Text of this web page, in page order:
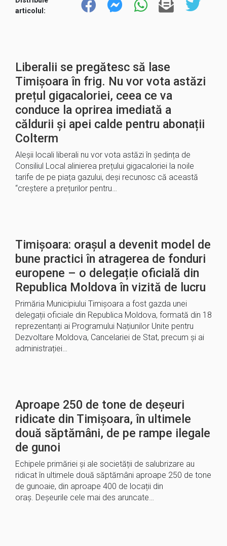
articolul:
Liberalii se pregătesc să lase
Timișoara în frig. Nu vor vota astăzi
prețul gigacaloriei, ceea ce va
conduce la oprirea imediată a
căldurii și apei calde pentru abonații
Colterm
Aleșii locali liberali nu vor vota astăzi în ședința de
Consiliul Local alinierea prețului gigacaloriei la noile
tarife de pe piața gazului, deși recunosc că această
“creștere a prețurilor pentru…
Timișoara: orașul a devenit model de
bune practici în atragerea de fonduri
europene – o delegație oficială din
Republica Moldova în vizită de lucru
Primăria Municipiului Timișoara a fost gazda unei
delegații oficiale din Republica Moldova, formată din 18
reprezentanți ai Programului Națiunilor Unite pentru
Dezvoltare Moldova, Cancelariei de Stat, precum și ai
administrației…
Aproape 250 de tone de deșeuri
ridicate din Timișoara, în ultimele
două săptămâni, de pe rampe ilegale
de gunoi
Echipele primăriei și ale societății de salubrizare au
ridicat în ultimele două săptămâni aproape 250 de tone
de gunoaie, din aproape 400 de locații din
oraș. Deșeurile cele mai des aruncate…